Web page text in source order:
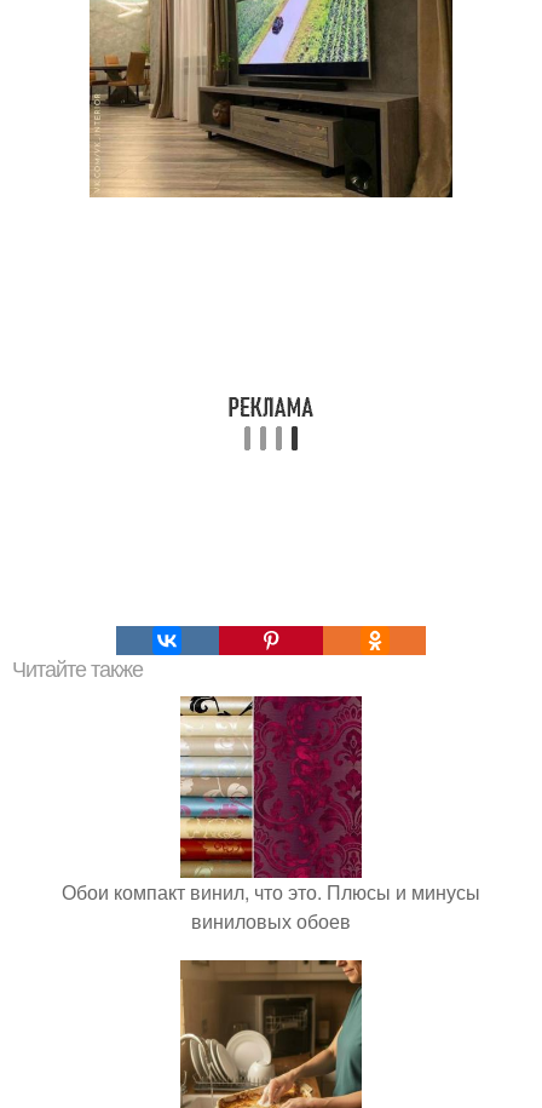
Читайте также
Обои компакт винил, что это. Плюсы и минусы
виниловых обоев